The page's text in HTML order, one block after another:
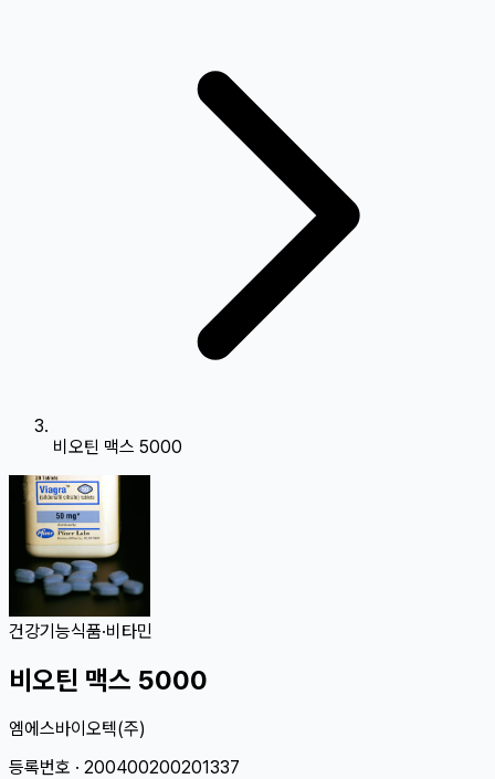
비오틴 맥스 5000
건강기능식품·비타민
비오틴 맥스 5000
엠에스바이오텍(주)
등록번호 · 200400200201337